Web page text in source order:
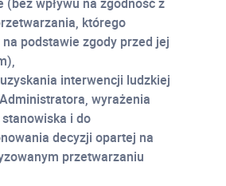
(bez wpływu na zgodność z
którego
podstawie zgody przed jej
interwencji ludzkiej
wyrażenia
stanowiska i do
decyzji opartej na
przetwarzaniu